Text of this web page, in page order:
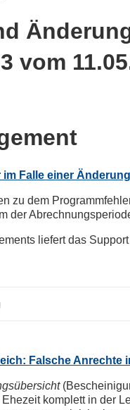
vom
im Falle einer
zu dem
der
liefert das
Falsche
komplett in der